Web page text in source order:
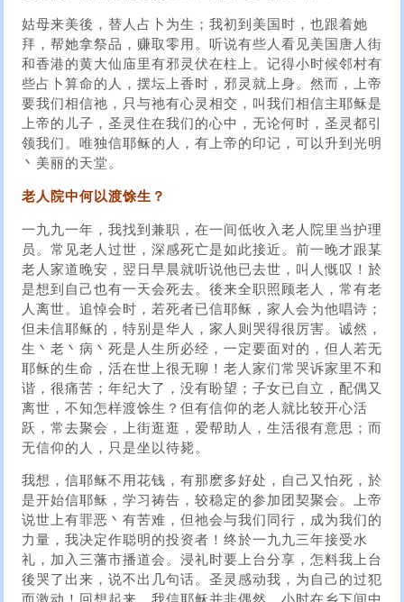
姑母来美後，替人占卜为生；我初到美国时，也跟着她
拜，帮她拿祭品，赚取零用。听说有些人看见美国唐人街
和香港的黄大仙庙里有邪灵伏在柱上。记得小时候邻村有
些占卜算命的人，摆坛上香时，邪灵就上身。然而，上帝
要我们相信祂，只与祂有心灵相交，叫我们相信主耶稣是
上帝的儿子，圣灵住在我们的心中，无论何时，圣灵都引
领我们。唯独信耶稣的人，有上帝的印记，可以升到光明
丶美丽的天堂。
老人院中何以渡馀生？
一九九一年，我找到兼职，在一间低收入老人院里当护理
员。常见老人过世，深感死亡是如此接近。前一晚才跟某
老人家道晚安，翌日早晨就听说他已去世，叫人慨叹！於
是想到自己也有一天会死去。後来全职照顾老人，常有老
人离世。追悼会时，若死者已信耶稣，家人会为他唱诗；
但未信耶稣的，特别是华人，家人则哭得很厉害。诚然，
生丶老丶病丶死是人生所必经，一定要面对的，但人若无
耶稣的生命，活在世上很无聊！老人家们常哭诉家里不和
谐，很痛苦；年纪大了，没有盼望；子女已自立，配偶又
离世，不知怎样渡馀生？但有信仰的老人就比较开心活
跃，常去聚会，上街逛逛，爱帮助人，生活很有意思；而
无信仰的人，只是坐以待毙。
我想，信耶稣不用花钱，有那麽多好处，自己又怕死，於
是开始信耶稣，学习祷告，较稳定的参加团契聚会。上帝
说世上有罪恶丶有苦难，但祂会与我们同行，成为我们的
力量，我决定作聪明的投资者！终於一九九三年接受水
礼，加入三藩市播道会。浸礼时要上台分享，怎料我上台
後哭了出来，说不出几句话。圣灵感动我，为自己的过犯